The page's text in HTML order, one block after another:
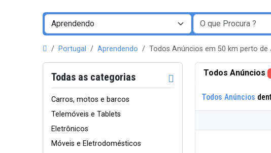
Portugal Aprendendo Todos Anúncios em 50 km perto de
Todas as categorias
Carros, motos e barcos
Telemóveis e Tablets
Eletrônicos
Móveis e Eletrodomésticos
Todos Anúncios
Todos Anúncios